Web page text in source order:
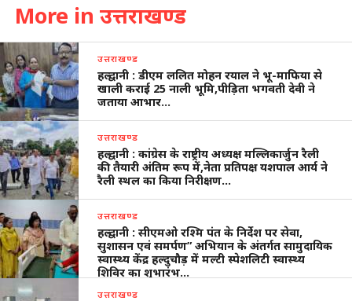
More in उत्तराखण्ड
उत्तराखण्ड
हल्द्वानी : डीएम ललित मोहन रयाल ने भू-माफिया से
खाली कराई 25 नाली भूमि,पीड़िता भगवती देवी ने
जताया आभार…
उत्तराखण्ड
हल्द्वानी : कांग्रेस के राष्ट्रीय अध्यक्ष मल्लिकार्जुन रैली
की तैयारी अंतिम रूप में,नेता प्रतिपक्ष यशपाल आर्य ने
रैली स्थल का किया निरीक्षण…
उत्तराखण्ड
हल्द्वानी : सीएमओ रश्मि पंत के निर्देश पर सेवा,
सुशासन एवं समर्पण” अभियान के अंतर्गत सामुदायिक
स्वास्थ्य केंद्र हल्दुचौड़ में मल्टी स्पेशलिटी स्वास्थ्य
शिविर का शुभारंभ…
उत्तराखण्ड